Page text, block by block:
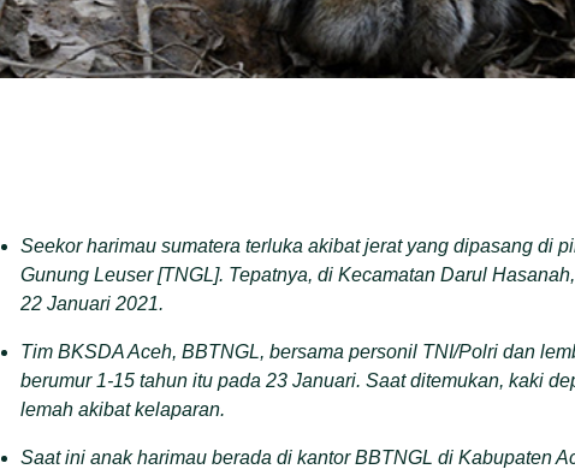
Seekor harimau sumatera terluka akibat jerat yang dipasang di
Gunung Leuser [TNGL]. Tepatnya, di Kecamatan Darul
22 Januari 2021.
Tim BKSDA Aceh, BBTNGL, bersama personil TNI/Polri dan
berumur 1-15 tahun itu pada 23 Januari. Saat ditemukan, kaki
lemah akibat kelaparan.
Saat ini anak harimau berada di kantor BBTNGL di Kabupaten